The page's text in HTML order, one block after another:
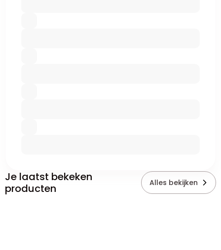
Je laatst bekeken
producten
Alles bekijken